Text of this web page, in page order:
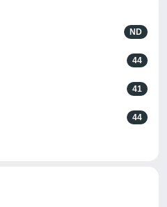
ND
44
41
44